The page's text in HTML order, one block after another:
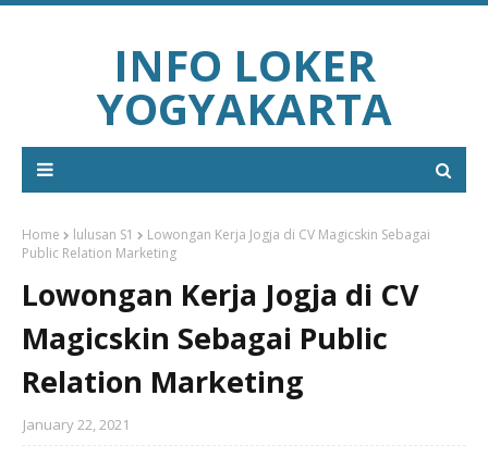
INFO LOKER
YOGYAKARTA
Home lulusan S1
Lowongan Kerja Jogja di CV Magicskin Sebagai
Public Relation Marketing
Lowongan Kerja Jogja di CV
Magicskin Sebagai Public
Relation Marketing
January 22, 2021